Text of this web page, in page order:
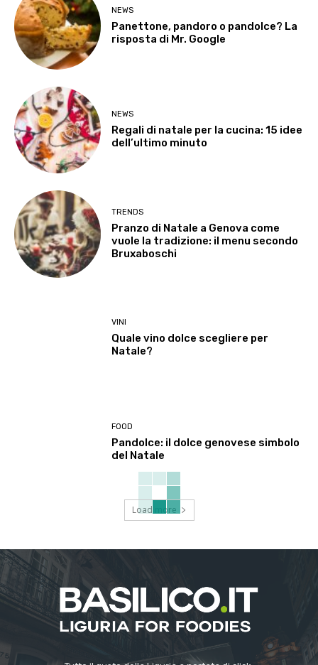
NEWS
Panettone, pandoro o pandolce? La
risposta di Mr. Google
NEWS
Regali di natale per la cucina: 15 idee
dell’ultimo minuto
TRENDS
Pranzo di Natale a Genova come
vuole la tradizione: il menu secondo
Bruxaboschi
VINI
Quale vino dolce scegliere per
Natale?
FOOD
Pandolce: il dolce genovese simbolo
del Natale
Load more